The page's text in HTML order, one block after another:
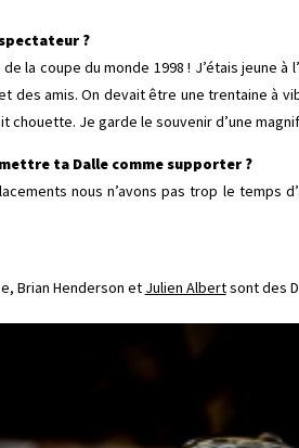
?
la coupe du monde 1998 ! J’étais jeune à
des amis. On devait être une trentaine à
Je garde le souvenir d’une
ta Dalle comme supporter ?
nous n’avons pas trop le temps
Brian Henderson et Julien Albertsont des